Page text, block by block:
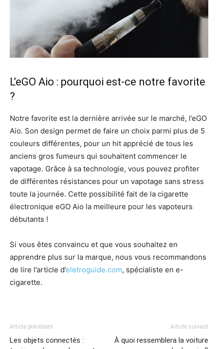
L’eGO Aio : pourquoi est-ce notre favorite
?
Notre favorite est la dernière arrivée sur le marché, l’eGO
Aio. Son design permet de faire un choix parmi plus de 5
couleurs différentes, pour un hit apprécié de tous les
anciens gros fumeurs qui souhaitent commencer le
vapotage. Grâce à sa technologie, vous pouvez profiter
de différentes résistances pour un vapotage sans stress
toute la journée. Cette possibilité fait de la cigarette
électronique eGO Aio la meilleure pour les vapoteurs
débutants !
Si vous êtes convaincu et que vous souhaitez en
apprendre plus sur la marque, nous vous recommandons
de lire l’article d’eletroguide.com, spécialiste en e-
cigarette.
Article précédent
Les objets connectés :
Article suivant
À quoi ressemblera la voiture